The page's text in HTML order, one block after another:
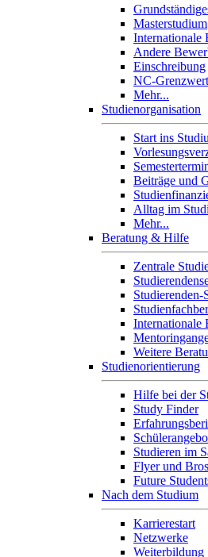
Masterstudium
Internationale
Andere
Einschreibung
NC-
Mehr...
Studienorganisation
Start ins
Beiträge und
Alltag im
Mehr...
Beratung & Hilfe
Zentrale
Studierenden-
Internationale
Weitere
Studienorientierung
Hilfe bei der
Study Finder
Studieren im
Flyer und
Future
Nach dem Studium
Karrierestart
Netzwerke
Weiterbildung